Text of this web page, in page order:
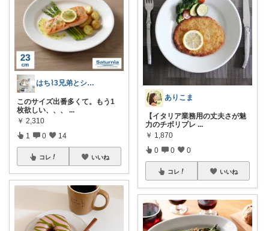
はち⌇3兄弟とシンプルな暮らし
このサイズ出番多くて。もう1
枚欲しい、、、
...
￥ 2,310
1 0 14
コレ いいね
ありこま
【イタリア業務用の丈夫さが魅
力のチボリプレ ...
￥ 1,870
0 0 0
コレ いいね